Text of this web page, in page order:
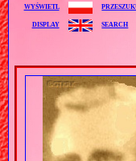
wyświetl
display
search